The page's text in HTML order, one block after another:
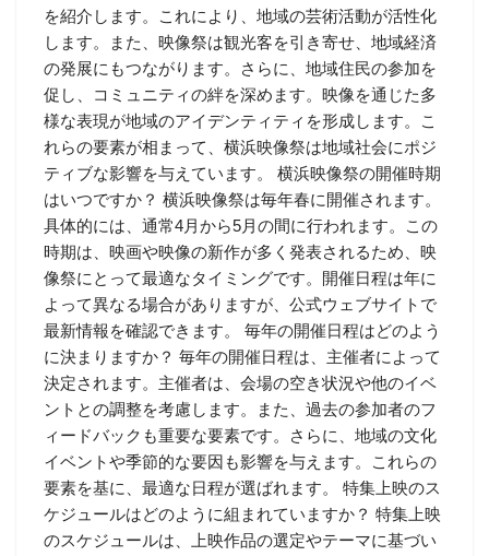
を紹介します。これにより、地域の芸術活動が活性化
します。また、映像祭は観光客を引き寄せ、地域経済
の発展にもつながります。さらに、地域住民の参加を
促し、コミュニティの絆を深めます。映像を通じた多
様な表現が地域のアイデンティティを形成します。こ
れらの要素が相まって、横浜映像祭は地域社会にポジ
ティブな影響を与えています。 横浜映像祭の開催時期
はいつですか？ 横浜映像祭は毎年春に開催されます。
具体的には、通常4月から5月の間に行われます。この
時期は、映画や映像の新作が多く発表されるため、映
像祭にとって最適なタイミングです。開催日程は年に
よって異なる場合がありますが、公式ウェブサイトで
最新情報を確認できます。 毎年の開催日程はどのよう
に決まりますか？ 毎年の開催日程は、主催者によって
決定されます。主催者は、会場の空き状況や他のイベ
ントとの調整を考慮します。また、過去の参加者のフ
ィードバックも重要な要素です。さらに、地域の文化
イベントや季節的な要因も影響を与えます。これらの
要素を基に、最適な日程が選ばれます。 特集上映のス
ケジュールはどのように組まれていますか？ 特集上映
のスケジュールは、上映作品の選定やテーマに基づい